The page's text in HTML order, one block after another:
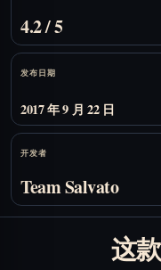
4.2 / 5
发布日期
2017 年 9 月 22 日
开发者
Team Salvato
这